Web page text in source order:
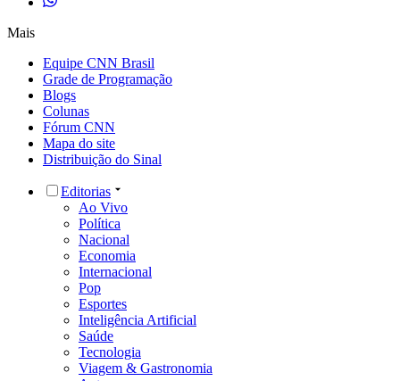
Mais
Equipe CNN Brasil
Grade de Programação
Blogs
Colunas
Fórum CNN
Mapa do site
Distribuição do Sinal
Editorias
Ao Vivo
Política
Nacional
Economia
Internacional
Pop
Esportes
Inteligência Artificial
Saúde
Tecnologia
Viagem & Gastronomia